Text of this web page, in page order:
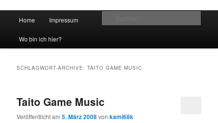
vidgames.de
Zum Inhalt wechseln
Zum sekundären Inhalt wechseln
Home Impressum
Wo bin ich hier?
SCHLAGWORT-ARCHIVE:TAITO GAME MUSIC
Taito Game Music
Veröffentlicht am5. März 2008vonkami68k